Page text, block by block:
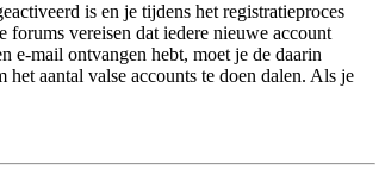
is en je tijdens het registratieproces
vereisen dat iedere nieuwe account
e-mail ontvangen hebt, moet je de daarin
aantal valse accounts te doen dalen. Als je